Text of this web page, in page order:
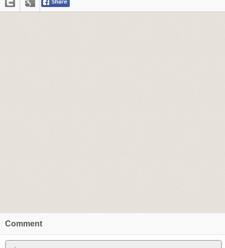
Comment